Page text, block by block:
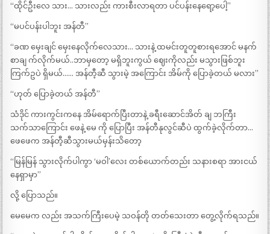
“ထိုင်ဦးလေ သား… သားလည်း ကားစီးလာရတာ ပင်ပန်းနေရော့ပေါ့”
“မပင်ပန်းပါဘူး အန်တီ”
“ခဏ မှေးချင် မှေးနေလိုက်လေသား… သားနဲ့ ထမင်းတူတူစားရအောင် မနက်
စာချ က်လိုက်မယ်..ဘာမှတော့ မရှိဘူးကွယ် ဈေးကိုလည်း မသွားဖြစ်ဘူး
ကြက်ဥပဲ ရှိမယ်…… အန်တီ့ဆီ သွားမဲ့ အကြောင်း အိမ်ကို ပြောခဲ့တယ် မလား”
“ဟုတ် ပြောခဲ့တယ် အန်တီ”
သံဒိုင် ကားကွင်းကနေ အိမ်ရောက်ပြီးတာနဲ့ ခရီးဆောင်အိတ် ချ ဘကြီး
သက်သာကြောင်း ဖေနဲ့ မေ ကို ပြောပြီး အန်တီနုလွင်ဆီပဲ ထွက်ခဲ့လိုက်တာ…
ဖေဖေက အန်တီ့ဆီသွားမယ်မှန်းသိတော့
“မြန်မြန် သွားလိုက်ပါကွာ ‘မဝါ’လေး တစ်ယောက်တည်း သနားစရာ အားငယ်
နေရှာမှာ”
လို့ ပြောသည်။
မေမေက လည်း အသက်ကြီးပေမဲ့ သဝန်တို တတ်သေးတာ တွေ့လိုက်ရသည်။